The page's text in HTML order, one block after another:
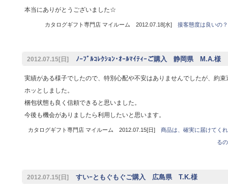
本当にありがとうございました☆
カタログギフト専門店 マイルーム 2012.07.18[水] 接客態度は良いの？
2012.07.15[日] ﾉｰﾌﾞﾙｺﾚｸｼｮﾝ･ｵｰﾙﾏｲﾃｨｰご購入 静岡県 M.A.様
実績がある様子でしたので、特別心配や不安はありませんでしたが、約
ホッとしました。
梱包状態も良く信頼できると思いました。
今後も機会がありましたら利用したいと思います。
カタログギフト専門店 マイルーム 2012.07.15[日] 商品は、確実に届けてく
る
2012.07.15[日] すいｰともぐもぐご購入 広島県 T.K.様